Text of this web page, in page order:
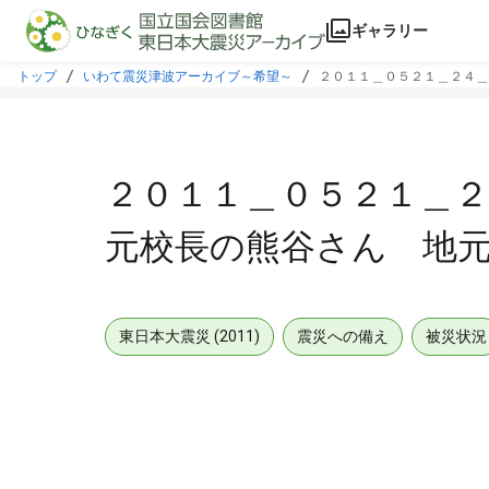
本文に飛ぶ
ギャラリー
トップ いわて震災津波アーカイブ～希望～ ２０１１＿０５２１＿２４
２０１１＿０５２１＿
元校長の熊谷さん 地
東日本大震災 (2011) 震災への備え 被災状況